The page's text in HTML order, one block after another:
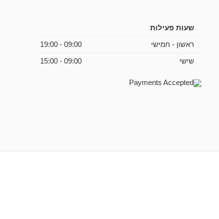
שעות פעילות
ראשון - חמישי 09:00 - 19:00
שישי 09:00 - 15:00